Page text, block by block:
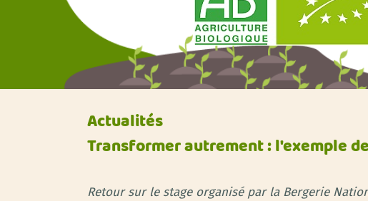
Actualités
Transformer autrement : l'exemple
Retour sur le stage organisé par la Bergerie